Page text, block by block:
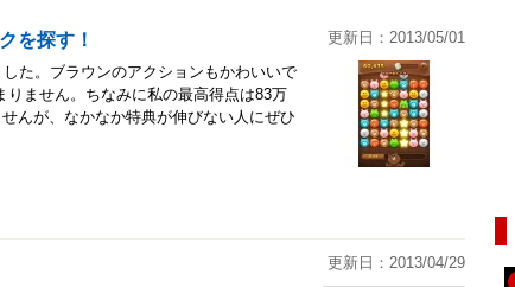
を探す！
更新日：2013/05/01
た。ブラウンのアクションもかわいいで
ません。ちなみに私の最高得点は83万
んが、なかなか特典が伸びない人にぜひ
更新日：2013/04/29